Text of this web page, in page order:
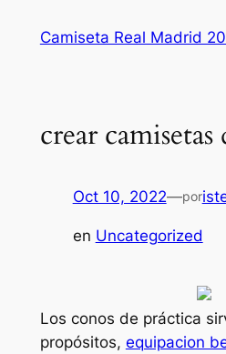
Camiseta Real Madrid
crear
Oct 10, 2022—por
en Uncategorized
Los conos de práctica
propósitos, equipacion